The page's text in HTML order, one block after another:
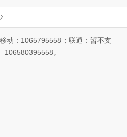
动：1065795558；联通：暂不支
。